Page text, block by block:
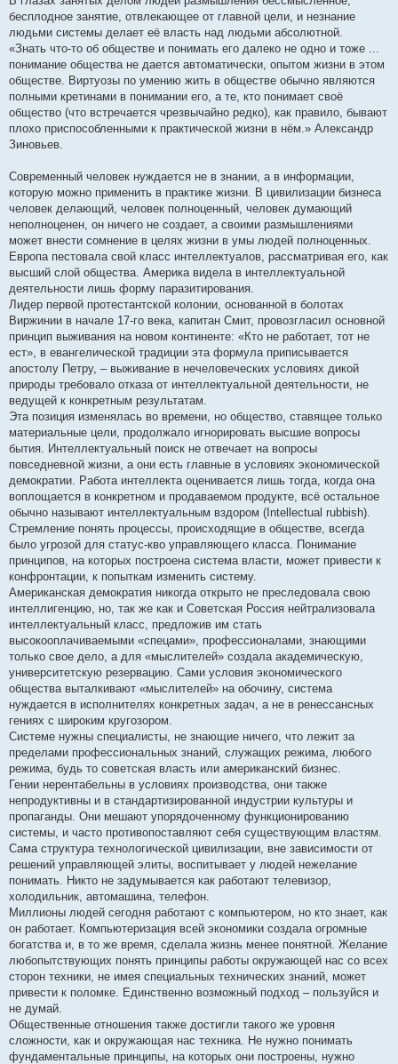
бесплодное занятие, отвлекающее от главной цели, и незнание
людьми системы делает её власть над людьми абсолютной.
«Знать что-то об обществе и понимать его далеко не одно и тоже ...
понимание общества не дается автоматически, опытом жизни в этом
обществе. Виртуозы по умению жить в обществе обычно являются
полными кретинами в понимании его, а те, кто понимает своё
общество (что встречается чрезвычайно редко), как правило, бывают
плохо приспособленными к практической жизни в нём.» Александр
Зиновьев.
Современный человек нуждается не в знании, а в информации,
которую можно применить в практике жизни. В цивилизации бизнеса
человек делающий, человек полноценный, человек думающий
неполноценен, он ничего не создает, а своими размышлениями
может внести сомнение в целях жизни в умы людей полноценных.
Европа пестовала свой класс интеллектуалов, рассматривая его, как
высший слой общества. Америка видела в интеллектуальной
деятельности лишь форму паразитирования.
Лидер первой протестантской колонии, основанной в болотах
Виржинии в начале 17-го века, капитан Смит, провозгласил основной
принцип выживания на новом континенте: «Кто не работает, тот не
ест», в евангелической традиции эта формула приписывается
апостолу Петру, – выживание в нечеловеческих условиях дикой
природы требовало отказа от интеллектуальной деятельности, не
ведущей к конкретным результатам.
Эта позиция изменялась во времени, но общество, ставящее только
материальные цели, продолжало игнорировать высшие вопросы
бытия. Интеллектуальный поиск не отвечает на вопросы
повседневной жизни, а они есть главные в условиях экономической
демократии. Работа интеллекта оценивается лишь тогда, когда она
воплощается в конкретном и продаваемом продукте, всё остальное
обычно называют интеллектуальным вздором (Intellectual rubbish).
Стремление понять процессы, происходящие в обществе, всегда
было угрозой для статус-кво управляющего класса. Понимание
принципов, на которых построена система власти, может привести к
конфронтации, к попыткам изменить систему.
Американская демократия никогда открыто не преследовала свою
интеллигенцию, но, так же как и Советская Россия нейтрализовала
интеллектуальный класс, предложив им стать
высокооплачиваемыми «спецами», профессионалами, знающими
только свое дело, а для «мыслителей» создала академическую,
университетскую резервацию. Сами условия экономического
общества выталкивают «мыслителей» на обочину, система
нуждается в исполнителях конкретных задач, а не в ренессансных
гениях с широким кругозором.
Системе нужны специалисты, не знающие ничего, что лежит за
пределами профессиональных знаний, служащих режима, любого
режима, будь то советская власть или американский бизнес.
Гении нерентабельны в условиях производства, они также
непродуктивны и в стандартизированной индустрии культуры и
пропаганды. Они мешают упорядоченному функционированию
системы, и часто противопоставляют себя существующим властям.
Сама структура технологической цивилизации, вне зависимости от
решений управляющей элиты, воспитывает у людей нежелание
понимать. Никто не задумывается как работают телевизор,
холодильник, автомашина, телефон.
Миллионы людей сегодня работают с компьютером, но кто знает, как
он работает. Компьютеризация всей экономики создала огромные
богатства и, в то же время, сделала жизнь менее понятной. Желание
любопытствующих понять принципы работы окружающей нас со всех
сторон техники, не имея специальных технических знаний, может
привести к поломке. Единственно возможный подход – пользуйся и
не думай.
Общественные отношения также достигли такого же уровня
сложности, как и окружающая нас техника. Не нужно понимать
фундаментальные принципы, на которых они построены, нужно